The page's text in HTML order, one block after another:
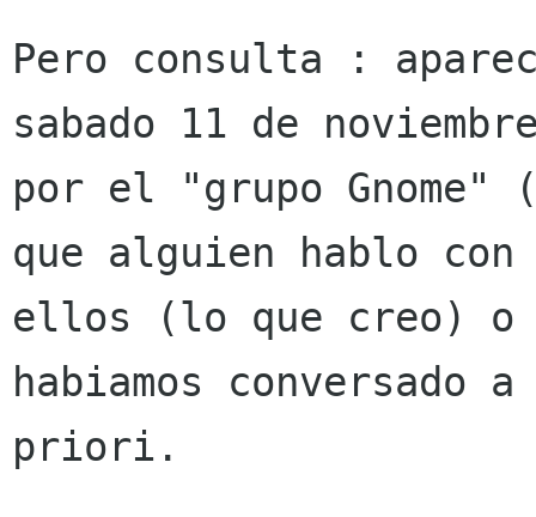
Pero consulta :
sabado 11 de
por el "grupo
que alguien hablo con
ellos (lo que creo) o
habiamos conversado a
priori.